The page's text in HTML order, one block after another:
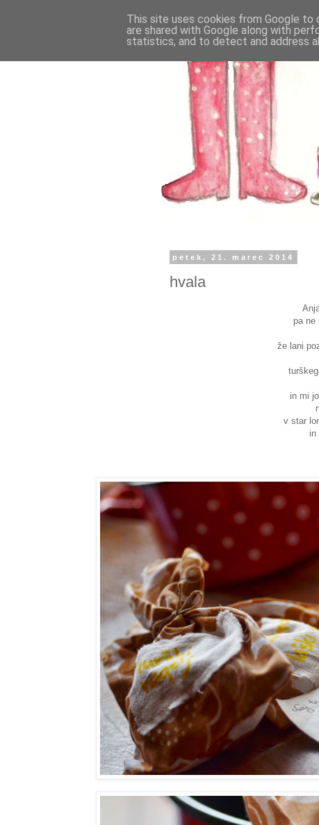
petek, 21. marec 2014
hvala
pa ne
že lani
in mi
v star
in
This site uses cookies from Google to
are shared with Google along with
statistics, and to detect and address